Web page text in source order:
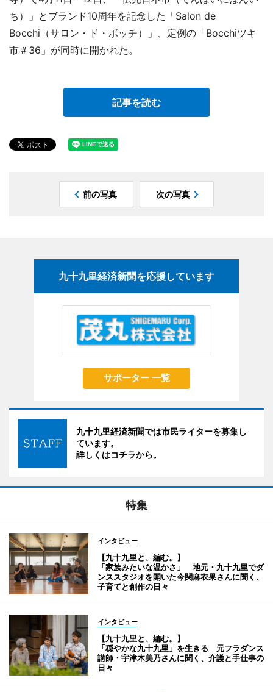
ち）」とブランド10周年を記念した「Salon de
Bocchi（サロン・ド・ボッチ）」、定例の「Bocchiツキ
市＃36」が同時に開かれた。
記事を読む
前の写真 次の写真
九十九里経済新聞を応援しています
サポーター 一覧
九十九里経済新聞では市民ライターを募集し
ています。
詳しくはコチラから。
特集
インタビュー
【九十九里と、編む。】
「家族みたいな温かさ」 地元・九十九里でダ
ンススタジオを開いた今関麻衣果さんに聞く、
子育てと創作の日々
インタビュー
【九十九里と、編む。】
「穏やかな九十九里」を生きる 元フラダンス
講師・宇津木美乃さんに聞く、介護と手仕事の
日々